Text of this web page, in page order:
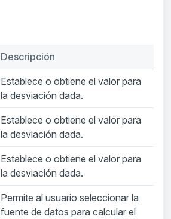
Descripción
Establece o obtiene el valor para
la desviación dada.
Establece o obtiene el valor para
la desviación dada.
Establece o obtiene el valor para
la desviación dada.
Permite al usuario seleccionar la
fuente de datos para calcular el